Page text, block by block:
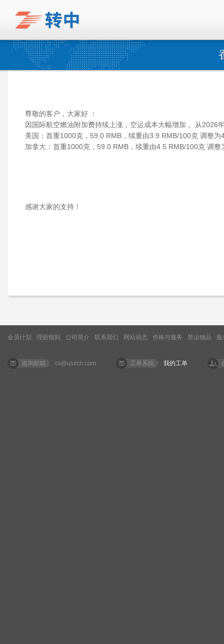
尊敬的客户，大家好 ：
因国际航空燃油附加费持续上涨，空运成本大幅增加 。从
美国：首重1000克，59.0 RMB，续重由3.9 RMB/100克 调整为
加拿大：首重1000克，59.0 RMB，续重由4.5 RMB/100克 调整
感谢大家的支持！
会员计划 理赔细则 公司简介 联系我们 网站动态 价格与服务 禁运物品
咨询邮箱 cs@uszcn.com 工单系统 我的工单